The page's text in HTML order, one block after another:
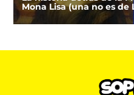
Mona Lisa (una no es de